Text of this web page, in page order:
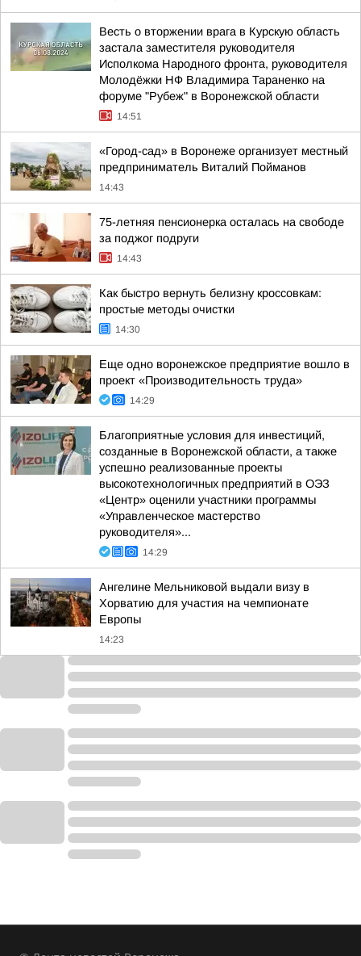
Весть о вторжении врага в Курскую область
застала заместителя руководителя
Исполкома Народного фронта, руководителя
Молодёжки НФ Владимира Тараненко на
форуме "Рубеж" в Воронежской области
14:51
«Город-сад» в Воронеже организует местный
предприниматель Виталий Пойманов
14:43
75-летняя пенсионерка осталась на свободе
за поджог подруги
14:43
Как быстро вернуть белизну кроссовкам:
простые методы очистки
14:30
Еще одно воронежское предприятие вошло в
проект «Производительность труда»
14:29
Благоприятные условия для инвестиций,
созданные в Воронежской области, а также
успешно реализованные проекты
высокотехнологичных предприятий в ОЭЗ
«Центр» оценили участники программы
«Управленческое мастерство
руководителя»...
14:29
Ангелине Мельниковой выдали визу в
Хорватию для участия на чемпионате
Европы
14:23